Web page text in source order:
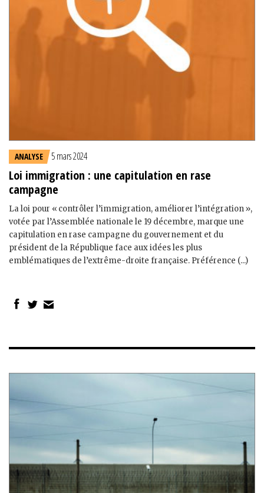
ANALYSE 5 mars 2024
Loi immigration : une capitulation en rase
campagne
La loi pour « contrôler l’immigration, améliorer l’intégration »,
votée par l’Assemblée nationale le 19 décembre, marque une
capitulation en rase campagne du gouvernement et du
président de la République face aux idées les plus
emblématiques de l’extrême-droite française. Préférence (...)